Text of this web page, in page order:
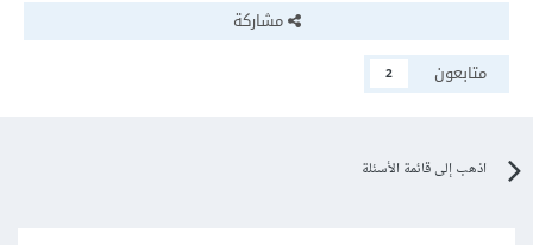
مشاركة
متابعون
2
اذهب إلى قائمة الأسئلة